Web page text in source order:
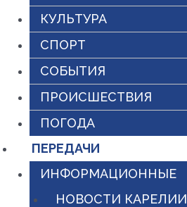
КУЛЬТУРА
СПОРТ
СОБЫТИЯ
ПРОИСШЕСТВИЯ
ПОГОДА
ПЕРЕДАЧИ
ИНФОРМАЦИОННЫЕ
НОВОСТИ КАРЕЛИИ